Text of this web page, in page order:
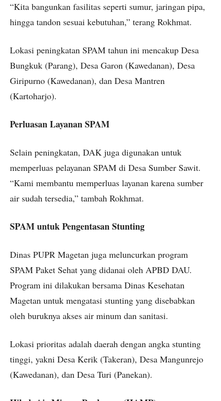
“Kita bangunkan fasilitas seperti sumur, jaringan pipa,
hingga tandon sesuai kebutuhan,” terang Rokhmat.
Lokasi peningkatan SPAM tahun ini mencakup Desa
Bungkuk (Parang), Desa Garon (Kawedanan), Desa
Giripurno (Kawedanan), dan Desa Mantren
(Kartoharjo).
Perluasan Layanan SPAM
Selain peningkatan, DAK juga digunakan untuk
memperluas pelayanan SPAM di Desa Sumber Sawit.
“Kami membantu memperluas layanan karena sumber
air sudah tersedia,” tambah Rokhmat.
SPAM untuk Pengentasan Stunting
Dinas PUPR Magetan juga meluncurkan program
SPAM Paket Sehat yang didanai oleh APBD DAU.
Program ini dilakukan bersama Dinas Kesehatan
Magetan untuk mengatasi stunting yang disebabkan
oleh buruknya akses air minum dan sanitasi.
Lokasi prioritas adalah daerah dengan angka stunting
tinggi, yakni Desa Kerik (Takeran), Desa Mangunrejo
(Kawedanan), dan Desa Turi (Panekan).